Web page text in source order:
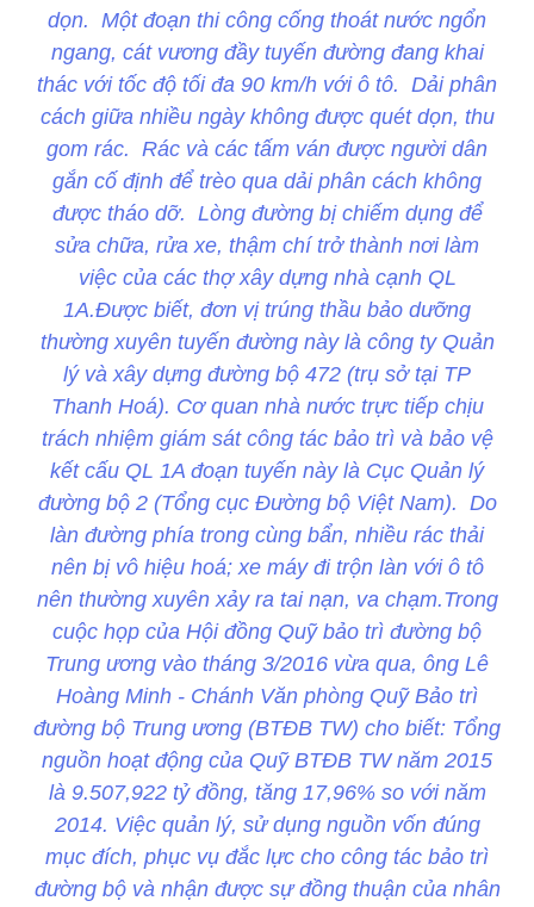
dọn. Một đoạn thi công cống thoát nước ngổn
ngang, cát vương đầy tuyến đường đang khai
thác với tốc độ tối đa 90 km/h với ô tô. Dải phân
cách giữa nhiều ngày không được quét dọn, thu
gom rác. Rác và các tấm ván được người dân
gắn cố định để trèo qua dải phân cách không
được tháo dỡ. Lòng đường bị chiếm dụng để
sửa chữa, rửa xe, thậm chí trở thành nơi làm
việc của các thợ xây dựng nhà cạnh QL
1A.Được biết, đơn vị trúng thầu bảo dưỡng
thường xuyên tuyến đường này là công ty Quản
lý và xây dựng đường bộ 472 (trụ sở tại TP
Thanh Hoá). Cơ quan nhà nước trực tiếp chịu
trách nhiệm giám sát công tác bảo trì và bảo vệ
kết cấu QL 1A đoạn tuyến này là Cục Quản lý
đường bộ 2 (Tổng cục Đường bộ Việt Nam). Do
làn đường phía trong cùng bẩn, nhiều rác thải
nên bị vô hiệu hoá; xe máy đi trộn làn với ô tô
nên thường xuyên xảy ra tai nạn, va chạm.Trong
cuộc họp của Hội đồng Quỹ bảo trì đường bộ
Trung ương vào tháng 3/2016 vừa qua, ông Lê
Hoàng Minh - Chánh Văn phòng Quỹ Bảo trì
đường bộ Trung ương (BTĐB TW) cho biết: Tổng
nguồn hoạt động của Quỹ BTĐB TW năm 2015
là 9.507,922 tỷ đồng, tăng 17,96% so với năm
2014. Việc quản lý, sử dụng nguồn vốn đúng
mục đích, phục vụ đắc lực cho công tác bảo trì
đường bộ và nhận được sự đồng thuận của nhân